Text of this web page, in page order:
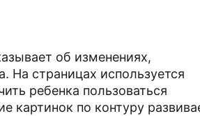
об изменениях,
На страницах используется
ребенка пользоваться
по контуру